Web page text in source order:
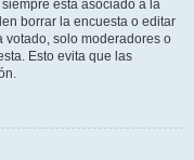
esta asociado a la
borrar la encuesta o editar
votado, solo moderadores o
Esto evita que las